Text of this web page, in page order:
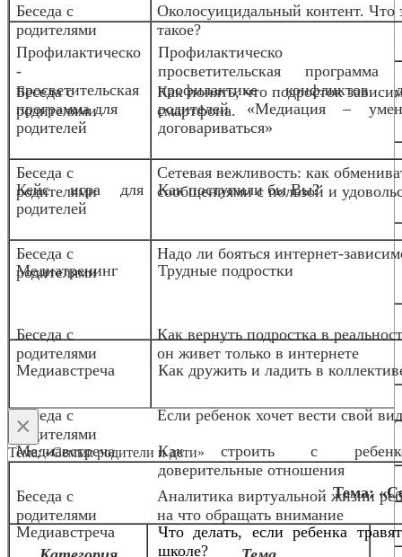
Беседа с
родителями
Околосуицидальный контент. Что
такое?
Беседа с
родителями
Как понять, что подросток
смартфона.
Беседа с
родителями
Сетевая вежливость: как
сообщениями с пользой и
Беседа с
родителями
Надо ли бояться интернет-
Беседа с
родителями
Как вернуть подростка в
он живет только в интернете
Беседа с
родителями
Если ребенок хочет вести свой
Беседа с
родителями
Аналитика виртуальной жизни
на что обращать внимание
Профилактическо
-
просветительская
программа для
родителей
просветительская программа
профилактике конфликтов
родителей «Медиация –
договариваться»
Кейс игра для
родителей
Как поступили бы Вы?
Медиатренинг Трудные подростки
Медиавстреча Как дружить и ладить в
Медиавстреча
Как строить с
доверительные отношения
Медиавстреча
Что делать, если ребенка
школе?
×
Тема: «Семья: родители и дети»
Тема: